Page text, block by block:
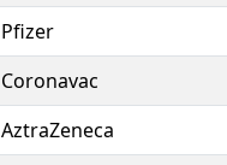
Pfizer
Coronavac
AztraZeneca